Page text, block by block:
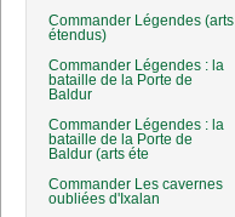
Commander Légendes (arts
étendus)
Commander Légendes : la
bataille de la Porte de
Baldur
Commander Légendes : la
bataille de la Porte de
Baldur (arts éte
Commander Les cavernes
oubliées d'Ixalan